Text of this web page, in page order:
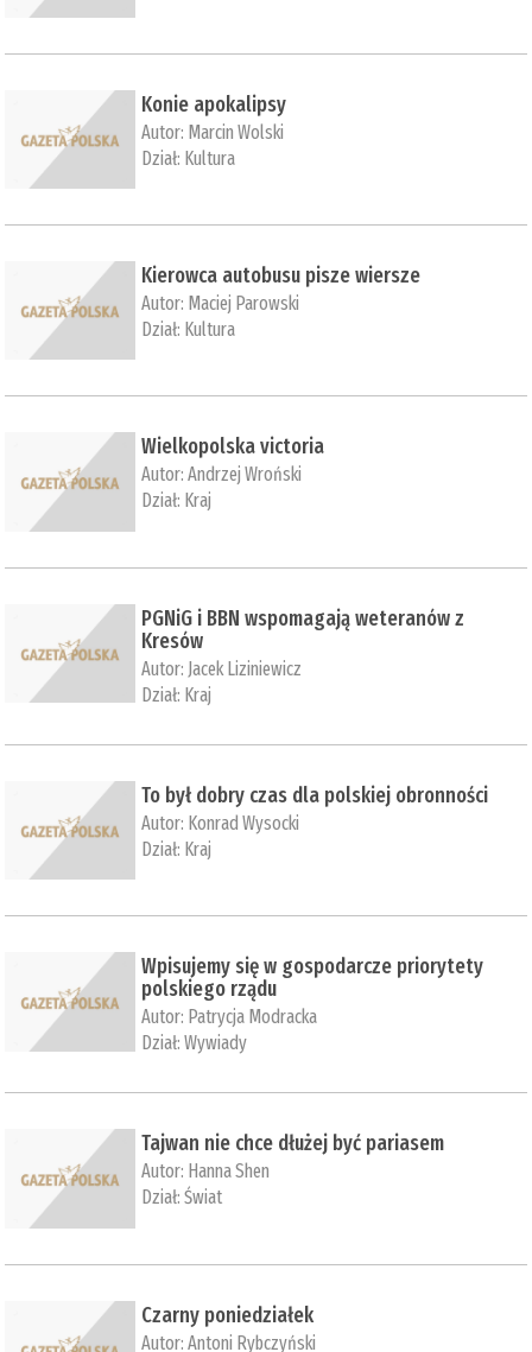
Konie apokalipsy
Autor: Marcin Wolski
Dział: Kultura
Kierowca autobusu pisze wiersze
Autor: Maciej Parowski
Dział: Kultura
Wielkopolska victoria
Autor:Andrzej Wroński
Dział: Kraj
PGNiG i BBN wspomagają weteranów z
Kresów
Autor: Jacek Liziniewicz
Dział: Kraj
To był dobry czas dla polskiej obronności
Autor: Konrad Wysocki
Dział: Kraj
Wpisujemy się w gospodarcze priorytety
polskiego rządu
Autor: Patrycja Modracka
Dział:Wywiady
Tajwan nie chce dłużej być pariasem
Autor: Hanna Shen
Dział:Świat
Czarny poniedziałek
Autor:Antoni Rybczyński